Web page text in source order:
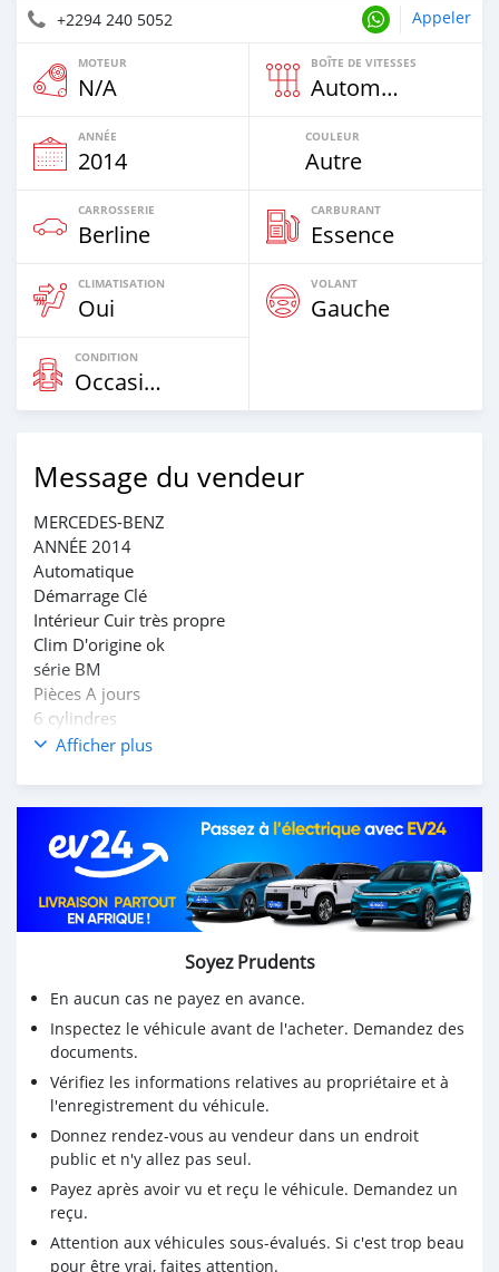
+2294 240 5052 Appeler
MOTEUR
N/A
BOÎTE DE VITESSES
Automatique
ANNÉE
2014
COULEUR
Autre
CARROSSERIE
Berline
CARBURANT
Essence
CLIMATISATION
Oui
VOLANT
Gauche
CONDITION
Occasion
Message du vendeur
MERCEDES-BENZ
ANNÉE 2014
Automatique
Démarrage Clé
Intérieur Cuir très propre
Clim D'origine ok
série BM
Pièces A jours
6 cylindres
Prix : 5.600.000
Propriétaire direct
Afficher plus
Soyez Prudents
En aucun cas ne payez en avance.
Inspectez le véhicule avant de l'acheter. Demandez des
documents.
Vérifiez les informations relatives au propriétaire et à
l'enregistrement du véhicule.
Donnez rendez-vous au vendeur dans un endroit
public et n'y allez pas seul.
Payez après avoir vu et reçu le véhicule. Demandez un
reçu.
Attention aux véhicules sous-évalués. Si c'est trop beau
pour être vrai, faites attention.